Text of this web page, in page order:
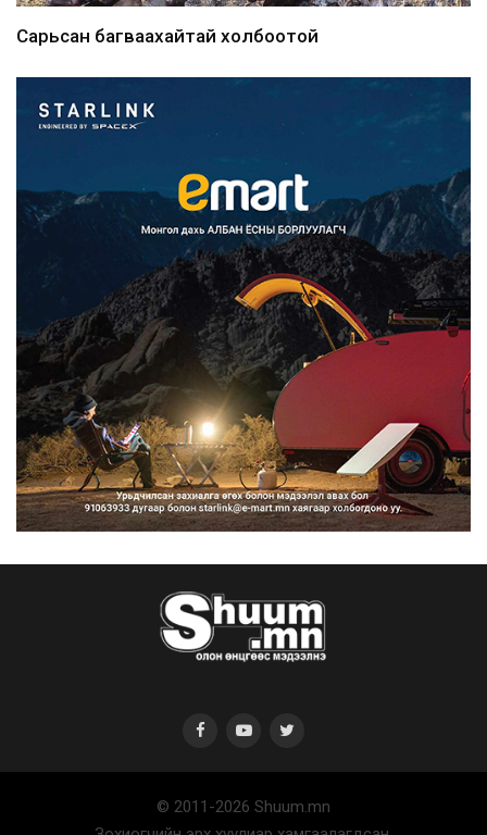
Сарьсан багваахайтай холбоотой
Улсын дугаарын тэгш, сондгойгоор
ангилан хөдөлгөөн...
2026/08/10
Нарантуул, Дүнжингарав, Шинэ 100
айл худалдааны тө...
2026/08/10
КОП17-д ажиллах онцгой байдлын
бүрэлдэхүүн хамтарс...
Улаанбаатарт өдөртөө 20 хэм
© 2011-2026 Shuum.mn